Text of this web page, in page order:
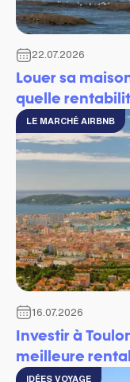
22.07.2026
Louer sa
quelle
LE MARCHÉ AIRBNB
16.07.2026
Investir à
meilleure
IDÉES VOYAGE